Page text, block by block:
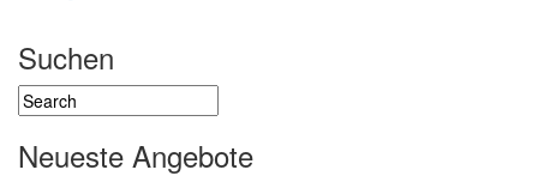
Suchen
Neueste Angebote